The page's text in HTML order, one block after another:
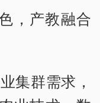
，产教融合
集群需求，